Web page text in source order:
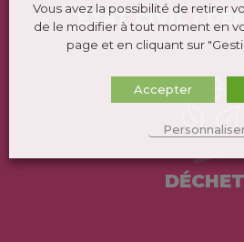
ÉTAT CIVIL /
Vous avez la possibilité de retirer
de le modifier à tout moment en
page et en cliquant sur
Accepter